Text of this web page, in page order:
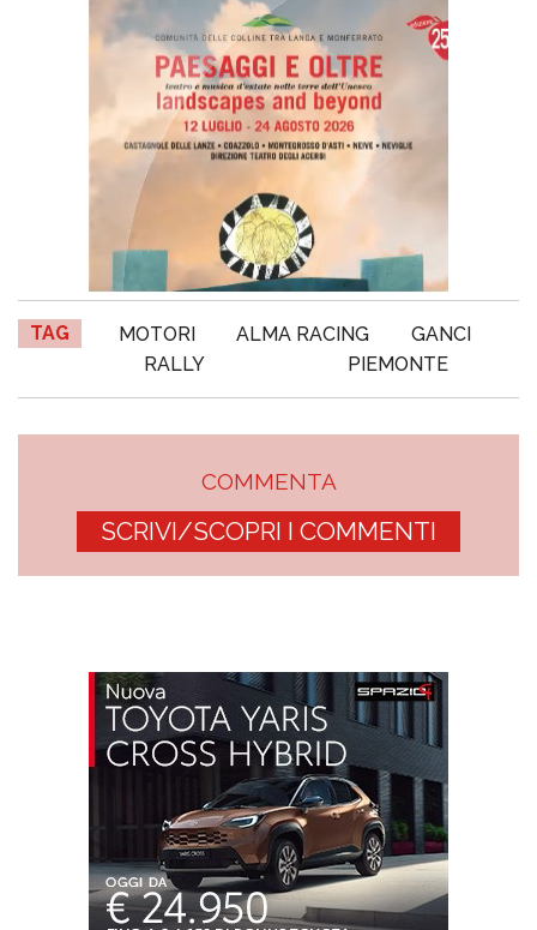
TAG MOTORI ALMA RACING
GANCI
RALLY
PIEMONTE
COMMENTA
SCRIVI/SCOPRI I COMMENTI